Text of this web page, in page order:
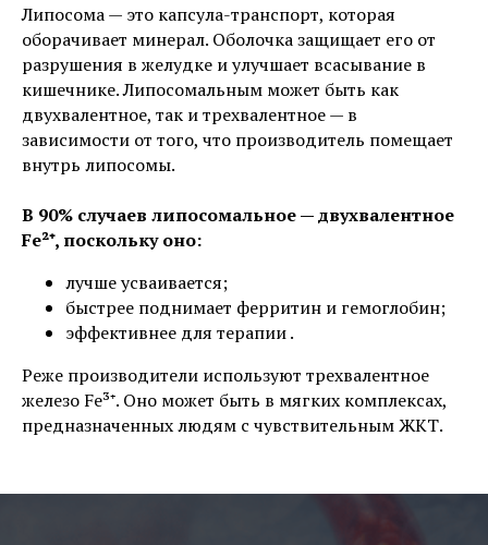
Липосома — это капсула-транспорт, которая
оборачивает минерал. Оболочка защищает его от
разрушения в желудке и улучшает всасывание в
кишечнике. Липосомальным может быть как
двухвалентное, так и трехвалентное — в
зависимости от того, что производитель помещает
внутрь липосомы.
В 90% случаев липосомальное — двухвалентное
Fe²⁺, поскольку оно:
лучше усваивается;
быстрее поднимает ферритин и гемоглобин;
эффективнее для терапии .
Реже производители используют трехвалентное
железо Fe³⁺. Оно может быть в мягких комплексах,
предназначенных людям с чувствительным ЖКТ.